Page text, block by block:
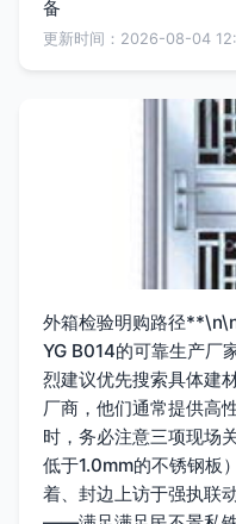
备
更新时间：2026-08-04
外箱检验明购路径
YG B014的可靠生产厂
烈建议优先搜索具体建
厂商，他们通常提供高
时，务必注意三项现场
低于1.0mm的不锈钢板
着、封边上访于强执联